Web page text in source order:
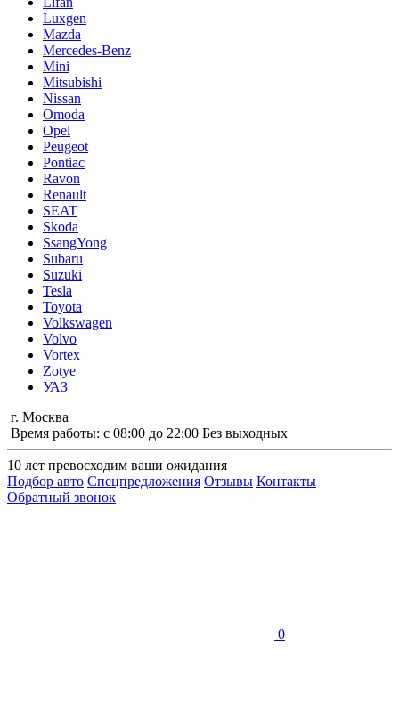
Luxgen
Mazda
Mercedes-Benz
Mini
Mitsubishi
Nissan
Omoda
Opel
Peugeot
Pontiac
Ravon
Renault
SEAT
Skoda
SsangYong
Subaru
Suzuki
Tesla
Toyota
Volkswagen
Volvo
Vortex
Zotye
УАЗ
г. Москва
Время работы: с 08:00 до 22:00 Без выходных
10 лет превосходим ваши ожидания
Подбор авто Спецпредложения Отзывы Контакты
Обратный звонок
0